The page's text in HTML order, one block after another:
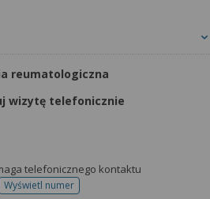
reumatologiczna
wizytę telefonicznie
telefonicznego kontaktu
Wyświetl numertelefonu do rejestracji